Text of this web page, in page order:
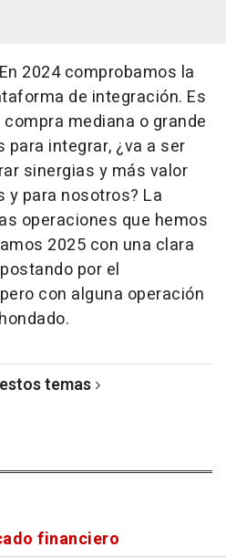
2024 comprobamos la
de integración. Es
mediana o grande
integrar, ¿va a ser
sinergias y más valor
para nosotros? La
operaciones que hemos
2025 con una clara
por el
con alguna operación
temas
financiero